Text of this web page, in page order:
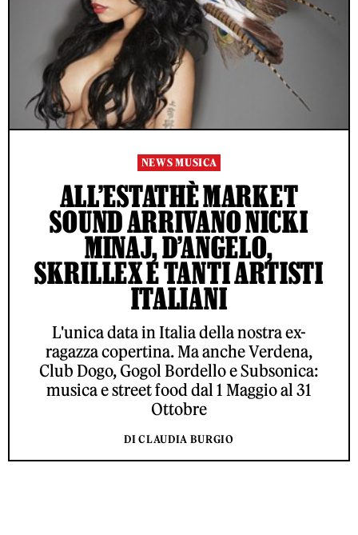
NEWS MUSICA
ALL’ESTATHÈ MARKET
SOUND ARRIVANO NICKI
MINAJ, D’ANGELO,
SKRILLEX E TANTI ARTISTI
ITALIANI
L'unica data in Italia della nostra ex-
ragazza copertina. Ma anche Verdena,
Club Dogo, Gogol Bordello e Subsonica:
musica e street food dal 1 Maggio al 31
Ottobre
DI CLAUDIA BURGIO